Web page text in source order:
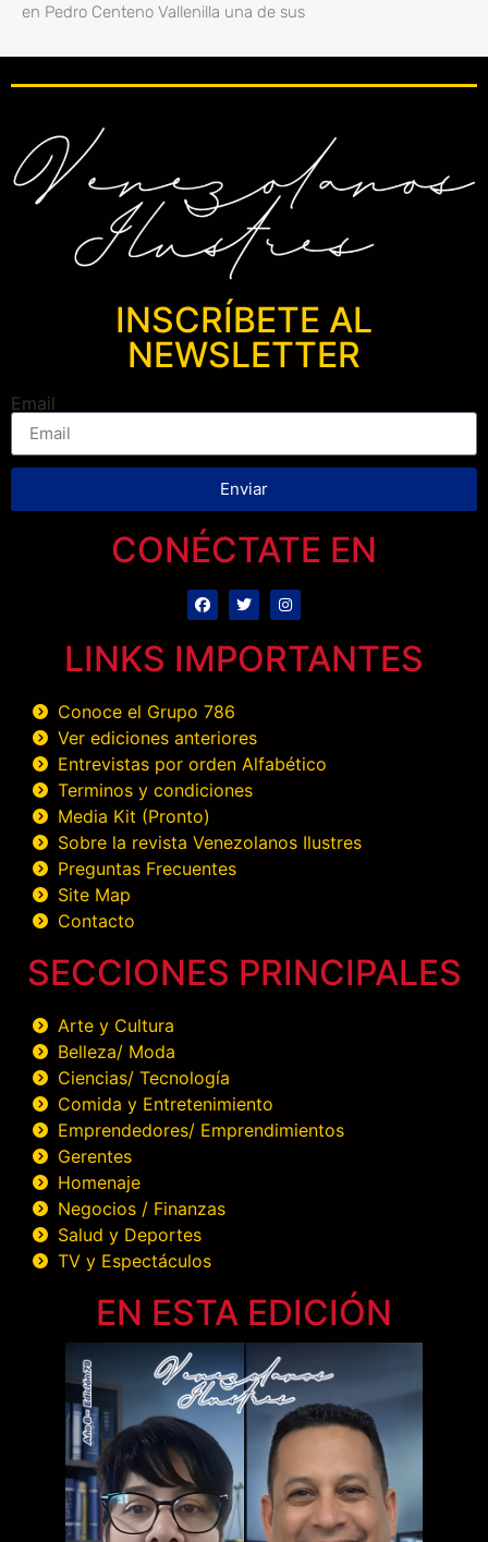
en Pedro Centeno Vallenilla una de sus
INSCRÍBETE AL
NEWSLETTER
Email
Enviar
CONÉCTATE EN
LINKS IMPORTANTES
Conoce el Grupo 786
Ver ediciones anteriores
Entrevistas por orden Alfabético
Terminos y condiciones
Media Kit (Pronto)
Sobre la revista Venezolanos Ilustres
Preguntas Frecuentes
Site Map
Contacto
SECCIONES PRINCIPALES
Arte y Cultura
Belleza/ Moda
Ciencias/ Tecnología
Comida y Entretenimiento
Emprendedores/ Emprendimientos
Gerentes
Homenaje
Negocios / Finanzas
Salud y Deportes
TV y Espectáculos
EN ESTA EDICIÓN